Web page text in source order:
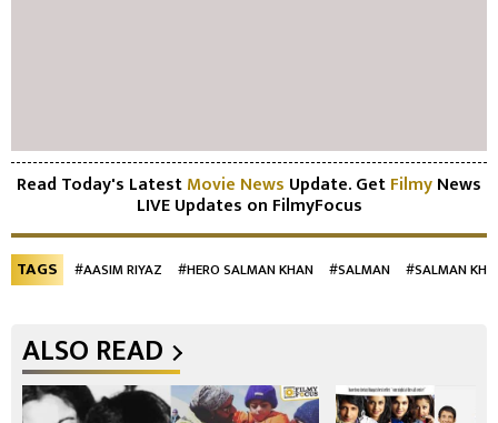
Read Today's LatestMovie News Update. GetFilmyNews
LIVE Updates on FilmyFocus
TAGS #AASIM RIYAZ #HERO SALMAN KHAN #SALMAN #SALMAN
ALSO READ